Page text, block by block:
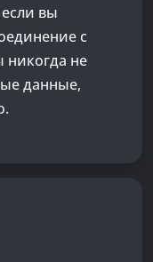
вы
с
никогда не
данные,